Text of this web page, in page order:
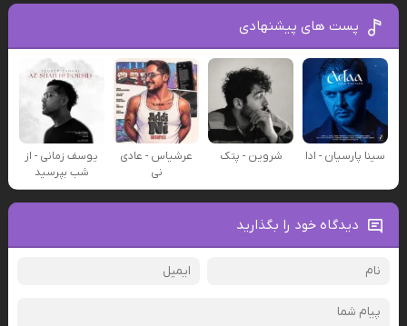
پست های پیشنهادی
سینا پارسیان - ادا شروین - پتک
عرشیاس - عادی
نی
یوسف زمانی - از
شب بپرسید
دیدگاه خود را بگذارید